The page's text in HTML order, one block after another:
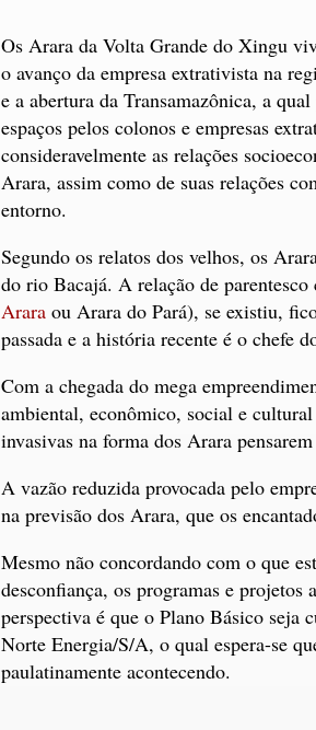
Os Arara da Volta Grande do Xingu
o avanço da empresa extrativista na
e a abertura da Transamazônica, a
espaços pelos colonos e empresas
consideravelmente as relações
Arara, assim como de suas relações
entorno.
Segundo os relatos dos velhos, os
do rio Bacajá. A relação de
Araraou Arara do Pará), se existiu,
passada e a história recente é o chefe
Com a chegada do mega
ambiental, econômico, social e
invasivas na forma dos Arara
A vazão reduzida provocada pelo
na previsão dos Arara, que os
Mesmo não concordando com o que
desconfiança, os programas e
perspectiva é que o Plano Básico seja
Norte Energia/S/A, o qual espera-se
paulatinamente acontecendo.